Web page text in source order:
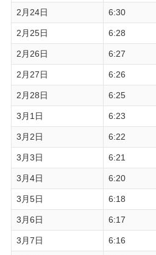
2月24日 6:30
2月25日 6:28
2月26日 6:27
2月27日 6:26
2月28日 6:25
3月1日 6:23
3月2日 6:22
3月3日 6:21
3月4日 6:20
3月5日 6:18
3月6日 6:17
3月7日 6:16